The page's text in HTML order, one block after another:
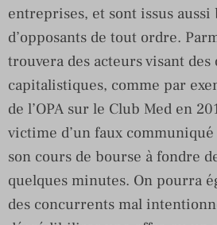
entreprises, et sont issus aussi
d’opposants de tout ordre.
trouvera des acteurs visant
capitalistiques, comme par
de l’OPA sur le Club Med en
victime d’un faux
son cours de bourse à fondre
quelques minutes. On pourra
des concurrents mal